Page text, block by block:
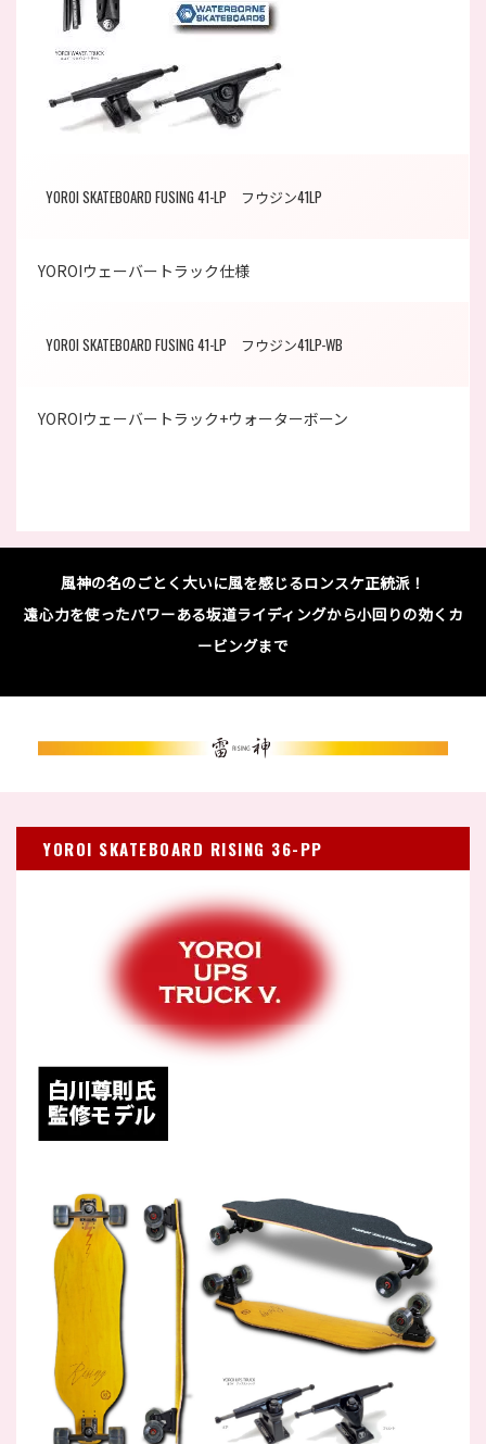
YOROI SKATEBOARD FUSING 41-LP フウジン41LP
YOROIウェーバートラック仕様
YOROI SKATEBOARD FUSING 41-LP フウジン41LP-WB
YOROIウェーバートラック+ウォーターボーン
風神の名のごとく大いに風を感じるロンスケ正統派！
遠心力を使ったパワーある坂道ライディングから小回りの効くカ
ービングまで
YOROI SKATEBOARD RISING 36-PP